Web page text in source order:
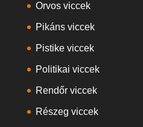
Orvos viccek
Pikáns viccek
Pistike viccek
Politikai viccek
Rendőr viccek
Részeg viccek